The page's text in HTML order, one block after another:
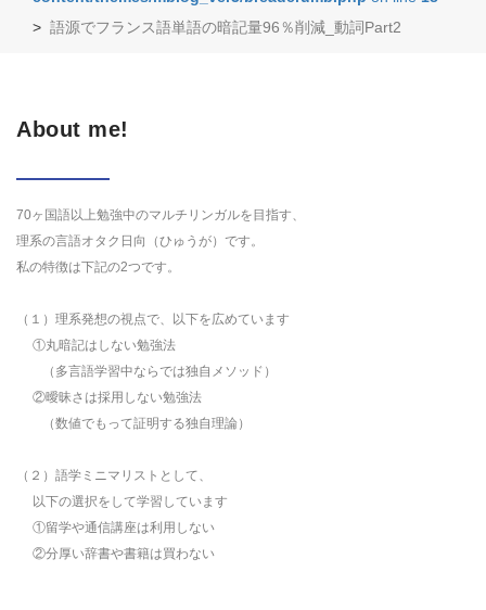
> 語源でフランス語単語の暗記量96％削減_動詞Part2
About me!
70ヶ国語以上勉強中のマルチリンガルを目指す、
理系の言語オタク日向（ひゅうが）です。
私の特徴は下記の2つです。
（１）理系発想の視点で、以下を広めています
①丸暗記はしない勉強法
（多言語学習中ならでは独自メソッド）
②曖昧さは採用しない勉強法
（数値でもって証明する独自理論）
（２）語学ミニマリストとして、
以下の選択をして学習しています
①留学や通信講座は利用しない
②分厚い辞書や書籍は買わない